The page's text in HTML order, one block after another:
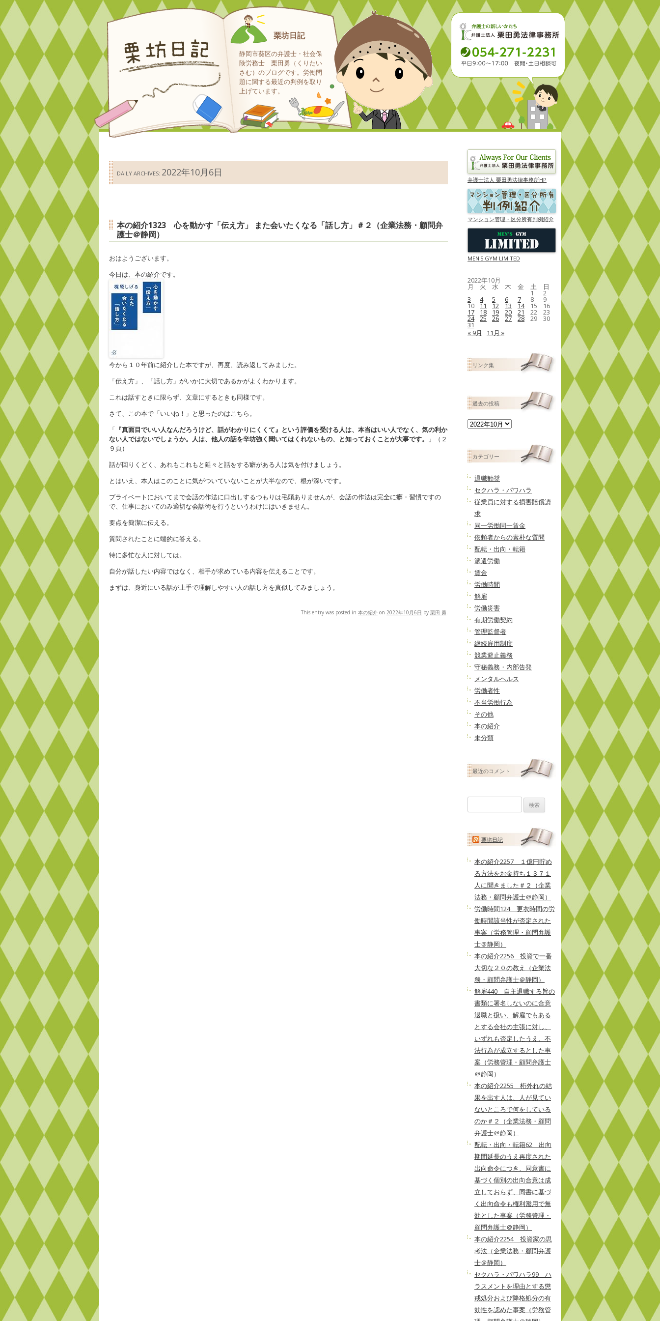
栗坊日記
静岡市葵区の弁護士・社会保
険労務士 栗田勇（くりたい
さむ）のブログです。労働問
題に関する最近の判例を取り
上げています。
DAILY ARCHIVES: 2022年10月6日
本の紹介1323 心を動かす「伝え方」 また会いたくなる「話し方」＃２（企業法務・顧問弁
護士＠静岡）
おはようございます。
今日は、本の紹介です。
今から１０年前に紹介した本ですが、再度、読み返してみました。
「伝え方」、「話し方」がいかに大切であるかがよくわかります。
これは話すときに限らず、文章にするときも同様です。
さて、この本で「いいね！」と思ったのはこちら。
「 『真面目でいい人なんだろうけど、話がわかりにくくて』という評価を受ける人は、本当はいい人でなく、気の利か
ない人ではないでしょうか。人は、他人の話を辛坊強く聞いてはくれないもの、と知っておくことが大事です。
」（２
９頁）
話が回りくどく、あれもこれもと延々と話をする癖がある人は気を付けましょう。
とはいえ、本人はこのことに気がついていないことが大半なので、根が深いです。
プライベートにおいてまで会話の作法に口出しするつもりは毛頭ありませんが、会話の作法は完全に癖・習慣ですの
で、仕事においてのみ適切な会話術を行うというわけにはいきません。
要点を簡潔に伝える。
質問されたことに端的に答える。
特に多忙な人に対しては。
自分が話したい内容ではなく、相手が求めている内容を伝えることです。
まずは、身近にいる話が上手で理解しやすい人の話し方を真似してみましょう。
This entry was posted in 本の紹介 on 2022年10月6日 by 栗田 勇.
弁護士法人 栗田勇法律事務所HP
マンション管理・区分所有判例紹介
MEN'S GYM LIMITED
2022年10月
月 火 水 木 金 土 日
1 2
3 4 5 6 7 8 9
10 11 12 13 14 15 16
17 18 19 20 21 22 23
24 25 26 27 28 29 30
31
« 9月
11月 »
リンク集
過去の投稿
過
投
稿カテゴリー
退職勧奨
セクハラ・パワハラ
従業員に対する損害賠償請
求
同一労働同一賃金
依頼者からの素朴な質問
配転・出向・転籍
派遣労働
賃金
労働時間
解雇
労働災害
有期労働契約
管理監督者
継続雇用制度
競業避止義務
守秘義務・内部告発
メンタルヘルス
労働者性
不当労働行為
その他
本の紹介
未分類
最近のコメント
検
栗坊日記
本の紹介2257 １億円貯め
る方法をお金持ち１３７１
人に聞きました＃２（企業
法務・顧問弁護士＠静岡）
労働時間124 更衣時間の労
働時間該当性が否定された
事案（労務管理・顧問弁護
士＠静岡）
本の紹介2256 投資で一番
大切な２０の教え（企業法
務・顧問弁護士＠静岡）
解雇440 自主退職する旨の
書類に署名しないのに合意
退職と扱い、解雇でもある
とする会社の主張に対し、
いずれも否定したうえ、不
法行為が成立するとした事
案（労務管理・顧問弁護士
＠静岡）
本の紹介2255 桁外れの結
果を出す人は、人が見てい
ないところで何をしている
のか＃２（企業法務・顧問
弁護士＠静岡）
配転・出向・転籍62 出向
期間延長のうえ再度された
出向命令につき、同意書に
基づく個別の出向合意は成
立しておらず、同書に基づ
く出向命令も権利濫用で無
効とした事案（労務管理・
顧問弁護士＠静岡）
本の紹介2254 投資家の思
考法（企業法務・顧問弁護
士＠静岡）
セクハラ・パワハラ99 ハ
ラスメントを理由とする懲
戒処分および降格処分の有
効性を認めた事案（労務管